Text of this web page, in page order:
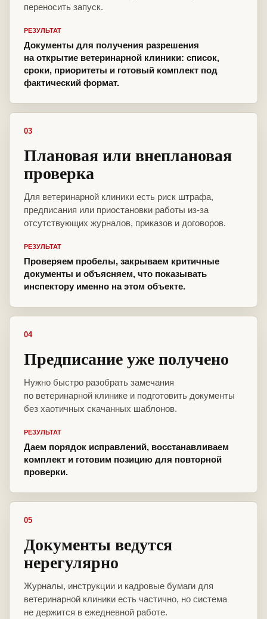
переносить запуск.
РЕЗУЛЬТАТ
Документы для получения разрешения
на открытие ветеринарной клиники: список,
сроки, приоритеты и готовый комплект под
фактический формат.
03
Плановая или внеплановая
проверка
Для ветеринарной клиники есть риск штрафа,
предписания или приостановки работы из-за
отсутствующих журналов, приказов и договоров.
РЕЗУЛЬТАТ
Проверяем пробелы, закрываем критичные
документы и объясняем, что показывать
инспектору именно на этом объекте.
04
Предписание уже получено
Нужно быстро разобрать замечания
по ветеринарной клинике и подготовить документы
без хаотичных скачанных шаблонов.
РЕЗУЛЬТАТ
Даем порядок исправлений, восстанавливаем
комплект и готовим позицию для повторной
проверки.
05
Документы ведутся
нерегулярно
Журналы, инструкции и кадровые бумаги для
ветеринарной клиники есть частично, но система
не держится в ежедневной работе.